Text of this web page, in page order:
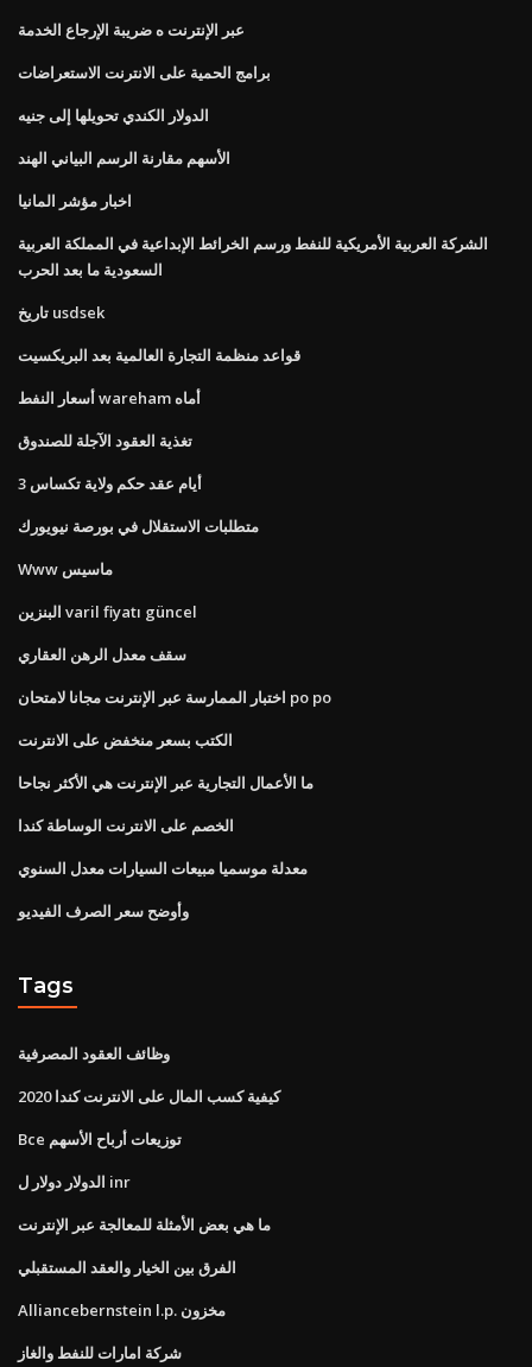
عبر الإنترنت ه ضريبة الإرجاع الخدمة
برامج الحمية على الانترنت الاستعراضات
الدولار الكندي تحويلها إلى جنيه
الأسهم مقارنة الرسم البياني الهند
اخبار مؤشر المانيا
الشركة العربية الأمريكية للنفط ورسم الخرائط الإبداعية في المملكة العربية
السعودية ما بعد الحرب
تاريخ usdsek
قواعد منظمة التجارة العالمية بعد البريكسيت
أسعار النفط wareham أماه
تغذية العقود الآجلة للصندوق
3 أيام عقد حكم ولاية تكساس
متطلبات الاستقلال في بورصة نيويورك
Www ماسيس
البنزين varil fiyatı güncel
سقف معدل الرهن العقاري
اختبار الممارسة عبر الإنترنت مجانا لامتحان po po
الكتب بسعر منخفض على الانترنت
ما الأعمال التجارية عبر الإنترنت هي الأكثر نجاحا
الخصم على الانترنت الوساطة كندا
معدلة موسميا مبيعات السيارات معدل السنوي
وأوضح سعر الصرف الفيديو
Tags
وظائف العقود المصرفية
كيفية كسب المال على الانترنت كندا 2020
Bce توزيعات أرباح الأسهم
الدولار دولار ل inr
ما هي بعض الأمثلة للمعالجة عبر الإنترنت
الفرق بين الخيار والعقد المستقبلي
Alliancebernstein l.p. مخزون
شركة امارات للنفط والغاز